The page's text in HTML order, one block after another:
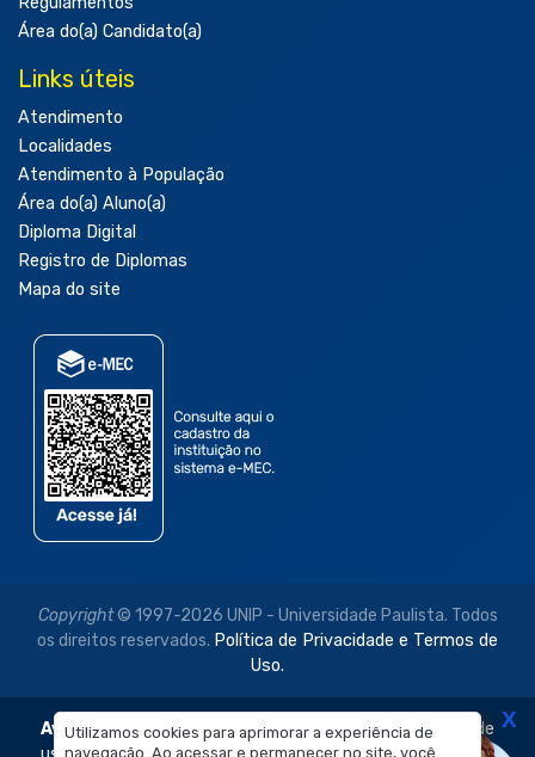
Utilizamos cookies para aprimorar a experiência de
navegação. Ao acessar e permanecer no site, você
Área do(a) Candidato(a)
Links úteis
Atendimento
Localidades
Atendimento à População
Área do(a) Aluno(a)
Diploma Digital
Registro de Diplomas
Mapa do site
Copyright© 1997-2026 UNIP - Universidade Paulista. Todos
os direitos reservados. Política de Privacidade e Termos de
Uso.
Aviso Legal: As imagens disponibilizadas neste site são de X